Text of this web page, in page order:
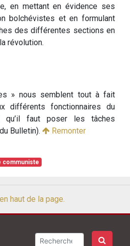
en mettant en évidence ses
bolchévistes et en formulant
des différentes sections en
révolution.
» nous semblent tout à fait
différents fonctionnaires du
qu’il faut poser les tâches
Bulletin).
Remonter
communiste
haut de la page.